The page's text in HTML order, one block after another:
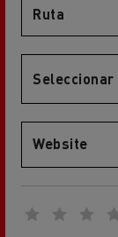
Ruta
Website